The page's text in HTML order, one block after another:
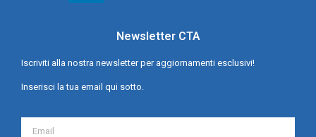
Newsletter CTA
Iscriviti alla nostra newsletter per aggiornamenti esclusivi!
Inserisci la tua email qui sotto.